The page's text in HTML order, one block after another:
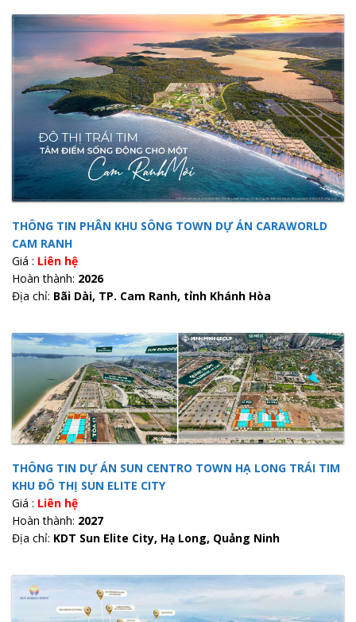
THÔNG TIN PHÂN KHU SÔNG TOWN DỰ ÁN CARAWORLD
CAM RANH
Giá : Liên hệ
Hoàn thành: 2026
Địa chỉ: Bãi Dài, TP. Cam Ranh, tỉnh Khánh Hòa
THÔNG TIN DỰ ÁN SUN CENTRO TOWN HẠ LONG TRÁI TIM
KHU ĐÔ THỊ SUN ELITE CITY
Giá : Liên hệ
Hoàn thành: 2027
Địa chỉ: KDT Sun Elite City, Hạ Long, Quảng Ninh